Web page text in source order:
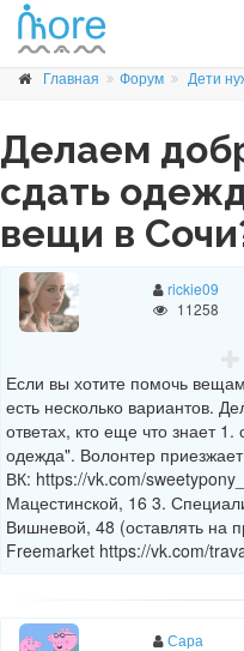
Главная Форум Дети
Делаем
сдать
вещи в
rickie09
11258
Если вы хотите помочь
есть несколько вариантов.
ответах, кто еще что знает
одежда". Волонтер
ВК: https://vk.com/
Мацестинской, 16 3.
Вишневой, 48 (оставлять на
Freemarket https://vk.com/
Сара